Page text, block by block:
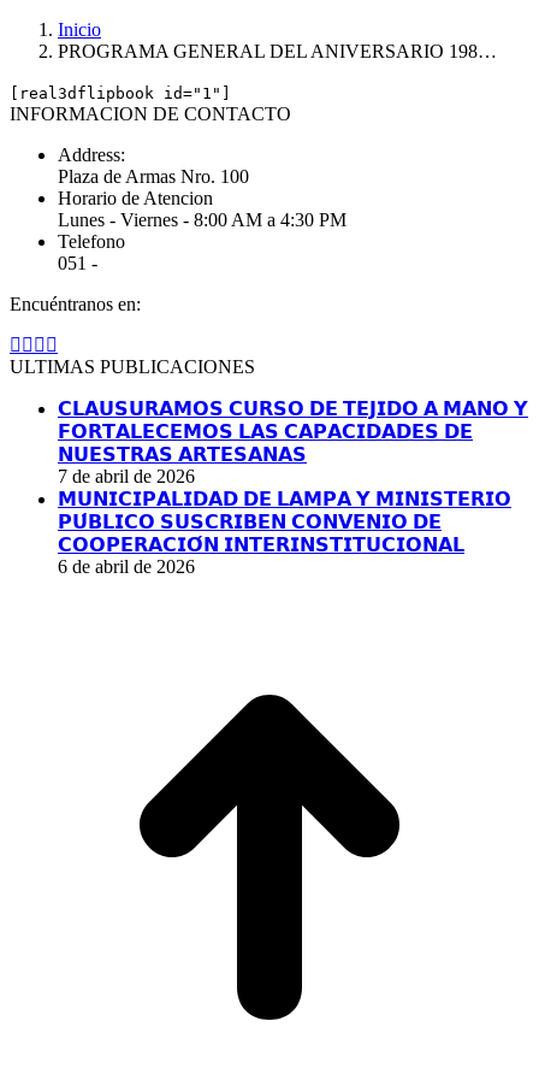
Inicio
PROGRAMA GENERAL DEL ANIVERSARIO 198…
[real3dflipbook id="1"]
INFORMACION DE CONTACTO
Address:
Plaza de Armas Nro. 100
Horario de Atencion
Lunes - Viernes - 8:00 AM a 4:30 PM
Telefono
051 -
Encuéntranos en:
Facebook
page
window
YouTube
page
in
new
window
Linkedin
page
in
new
window
page
in
new
window
ULTIMAS PUBLICACIONES
𝗖𝗟𝗔𝗨𝗦𝗨𝗥𝗔𝗠𝗢𝗦 𝗖𝗨𝗥𝗦𝗢 𝗗𝗘 𝗧𝗘𝗝𝗜𝗗𝗢 𝗔 𝗠𝗔𝗡𝗢 𝗬
𝗙𝗢𝗥𝗧𝗔𝗟𝗘𝗖𝗘𝗠𝗢𝗦 𝗟𝗔𝗦 𝗖𝗔𝗣𝗔𝗖𝗜𝗗𝗔𝗗𝗘𝗦 𝗗𝗘
𝗡𝗨𝗘𝗦𝗧𝗥𝗔𝗦 𝗔𝗥𝗧𝗘𝗦𝗔𝗡𝗔𝗦
7 de abril de 2026
𝗠𝗨𝗡𝗜𝗖𝗜𝗣𝗔𝗟𝗜𝗗𝗔𝗗 𝗗𝗘 𝗟𝗔𝗠𝗣𝗔 𝗬 𝗠𝗜𝗡𝗜𝗦𝗧𝗘𝗥𝗜𝗢
𝗣𝗨́𝗕𝗟𝗜𝗖𝗢 𝗦𝗨𝗦𝗖𝗥𝗜𝗕𝗘𝗡 𝗖𝗢𝗡𝗩𝗘𝗡𝗜𝗢 𝗗𝗘
𝗖𝗢𝗢𝗣𝗘𝗥𝗔𝗖𝗜𝗢́𝗡 𝗜𝗡𝗧𝗘𝗥𝗜𝗡𝗦𝗧𝗜𝗧𝗨𝗖𝗜𝗢𝗡𝗔𝗟
6 de abril de 2026